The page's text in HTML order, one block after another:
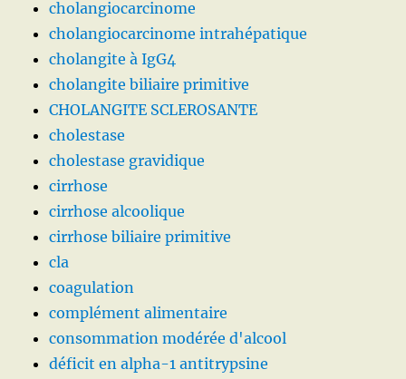
cholangiocarcinome
cholangiocarcinome intrahépatique
cholangite à IgG4
cholangite biliaire primitive
CHOLANGITE SCLEROSANTE
cholestase
cholestase gravidique
cirrhose
cirrhose alcoolique
cirrhose biliaire primitive
cla
coagulation
complément alimentaire
consommation modérée d'alcool
déficit en alpha-1 antitrypsine